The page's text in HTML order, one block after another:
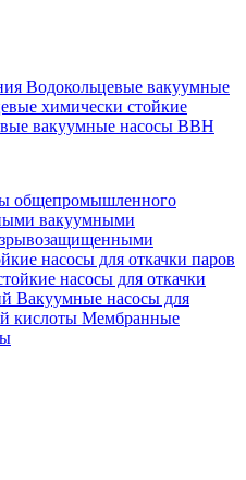
Водокольцевые вакуумные
химически стойкие
вакуумные насосы ВВН
общепромышленного
вакуумными
насосы для откачки паров
насосы для откачки
Вакуумные насосы для
кислоты Мембранные